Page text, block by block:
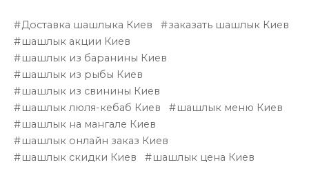
Доставка шашлыка Киев
заказать шашлык Киев
шашлык акции Киев
шашлык из баранины Киев
шашлык из рыбы Киев
шашлык из свинины Киев
шашлык люля-кебаб Киев
шашлык меню Киев
шашлык на мангале Киев
шашлык онлайн заказ Киев
шашлык скидки Киев
шашлык цена Киев